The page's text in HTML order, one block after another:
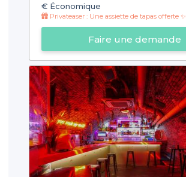
€ Économique
Privateaser : Une assiette de tapas offerte ✨
Faire une demande